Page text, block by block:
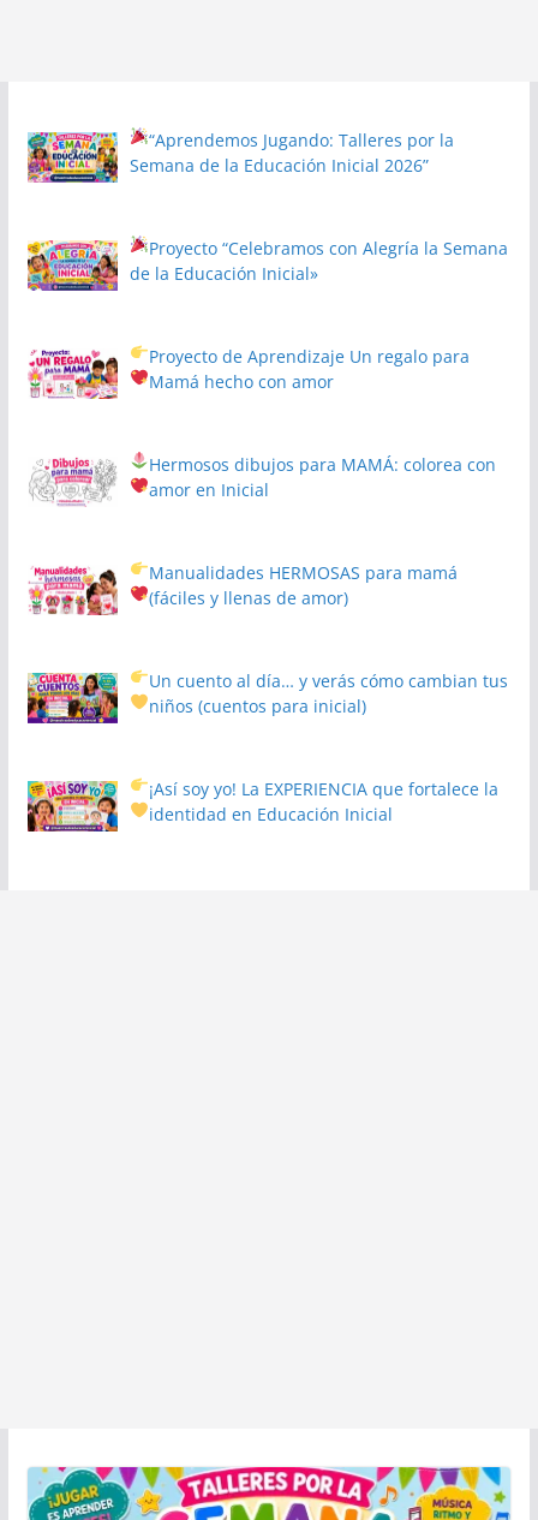
“Aprendemos Jugando: Talleres por la
Semana de la Educación Inicial 2026”
Proyecto“Celebramos con Alegría la Semana
de la Educación Inicial»
Proyecto de Aprendizaje Un regalo para
Mamá hecho con amor
Hermosos dibujos para MAMÁ: colorea con
amor en Inicial
Manualidades HERMOSAS para mamá
(fáciles y llenas de amor)
Un cuento al día… y verás cómo cambian tus
niños(cuentos para inicial)
¡Así soy yo! La EXPERIENCIA que fortalece la
identidad en Educación Inicial